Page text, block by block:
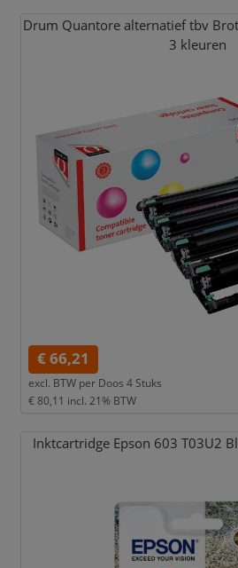
Drum Quantore alternatief tbv
3 kleuren
€ 66,21
excl. BTW per Doos 4 Stuks
€ 80,11 incl. 21% BTW
Inktcartridge Epson 603 T03U2